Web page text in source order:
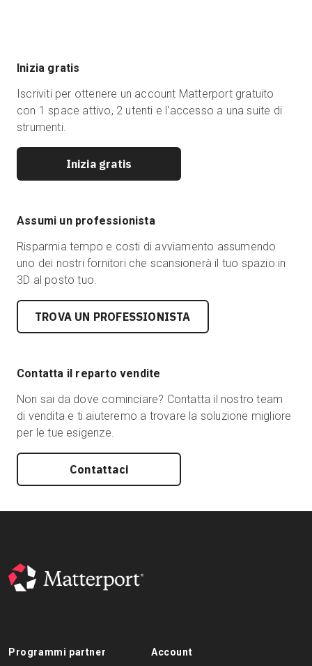
Inizia gratis
Iscriviti per ottenere un account Matterport gratuito
con 1 space attivo, 2 utenti e l'accesso a una suite di
strumenti.
Inizia gratis
Assumi un professionista
Risparmia tempo e costi di avviamento assumendo
uno dei nostri fornitori che scansionerà il tuo spazio in
3D al posto tuo.
TROVA UN PROFESSIONISTA
Contatta il reparto vendite
Non sai da dove cominciare? Contatta il nostro team
di vendita e ti aiuteremo a trovare la soluzione migliore
per le tue esigenze.
Contattaci
Programmi partner Account